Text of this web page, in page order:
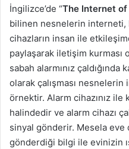
İngilizce’de “The Internet of
bilinen nesnelerin interneti,
cihazların insan ile
paylaşarak iletişim kurması
sabah alarmınız
olarak çalışması
örnektir. Alarm cihazınız
halindedir ve alarm cihazı
sinyal gönderir. Mesela eve
gönderdiği bilgi ile evinizin